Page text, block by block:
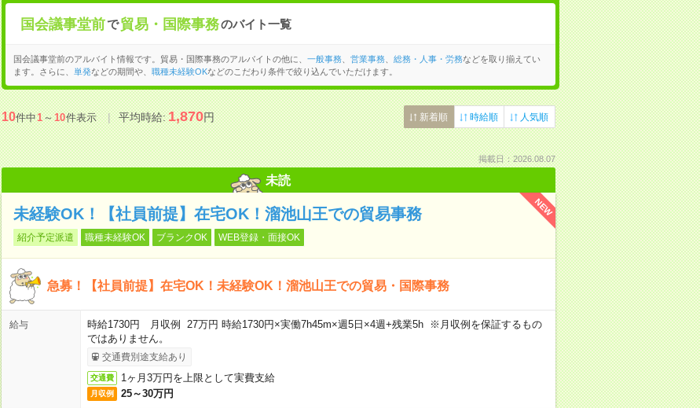
国会議事堂前で 貿易・国際事務のバイト一覧
国会議事堂前のアルバイト情報です。貿易・国際事務のアルバイトの他に、 一般事務、 営業事務、 総務・人事・労務などを取り揃えてい
ます。さらに、
単発などの期間や、 職種未経験OKなどのこだわり条件で絞り込んでいただけます。
10件中1～10件表示 平均時給:1,870円 新着順 時給順 人気順
掲載日：2026.08.07
未読
NEW
未経験OK！【社員前提】在宅OK！溜池山王での貿易事務
紹介予定派遣 職種未経験OK ブランクOK WEB登録・面接OK
急募！【社員前提】在宅OK！未経験OK！溜池山王での貿易・国際事務
給与
時給1730円 月収例 27万円 時給1730円×実働7h45m×週5日×4週+残業5h ※月収例を保証するもの
ではありません。
交通費別途支給あり
交通費 1ヶ月3万円を上限として実費支給
月収例 25～30万円